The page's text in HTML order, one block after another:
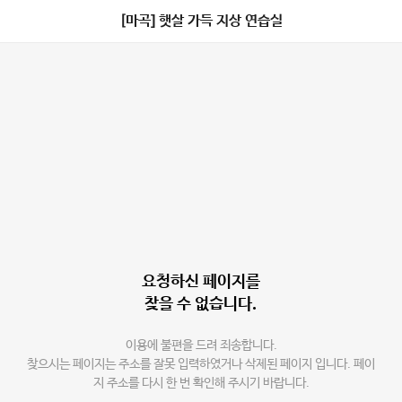
[마곡] 햇살 가득 지상 연습실
요청하신 페이지를
찾을 수 없습니다.
이용에 불편을 드려 죄송합니다.
찾으시는 페이지는 주소를 잘못 입력하였거나 삭제된 페이지 입니다. 페이
지 주소를 다시 한 번 확인해 주시기 바랍니다.